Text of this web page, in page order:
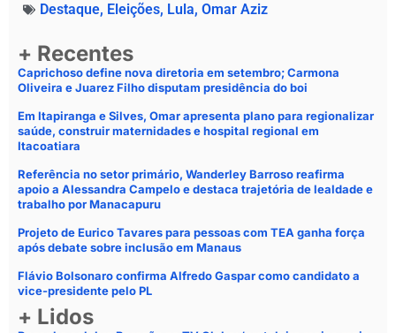
Destaque, Eleições, Lula, Omar Aziz
+ Recentes
Caprichoso define nova diretoria em setembro; Carmona
Oliveira e Juarez Filho disputam presidência do boi
Em Itapiranga e Silves, Omar apresenta plano para regionalizar
saúde, construir maternidades e hospital regional em
Itacoatiara
Referência no setor primário, Wanderley Barroso reafirma
apoio a Alessandra Campelo e destaca trajetória de lealdade e
trabalho por Manacapuru
Projeto de Eurico Tavares para pessoas com TEA ganha força
após debate sobre inclusão em Manaus
Flávio Bolsonaro confirma Alfredo Gaspar como candidato a
vice-presidente pelo PL
+ Lidos